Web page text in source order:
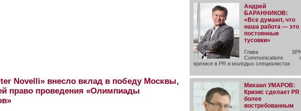
Novelli» внесло вклад в победу Москвы,
право проведения «Олимпиады
Андрей
БАРАННИКОВ:
«Все думают, что
наша работа — это
постоянные
тусовки»
Глава
Communications
кризисе в PR и молодых специалистах
Михаил УМАРОВ:
Кризис сделает PR
более
востребованным